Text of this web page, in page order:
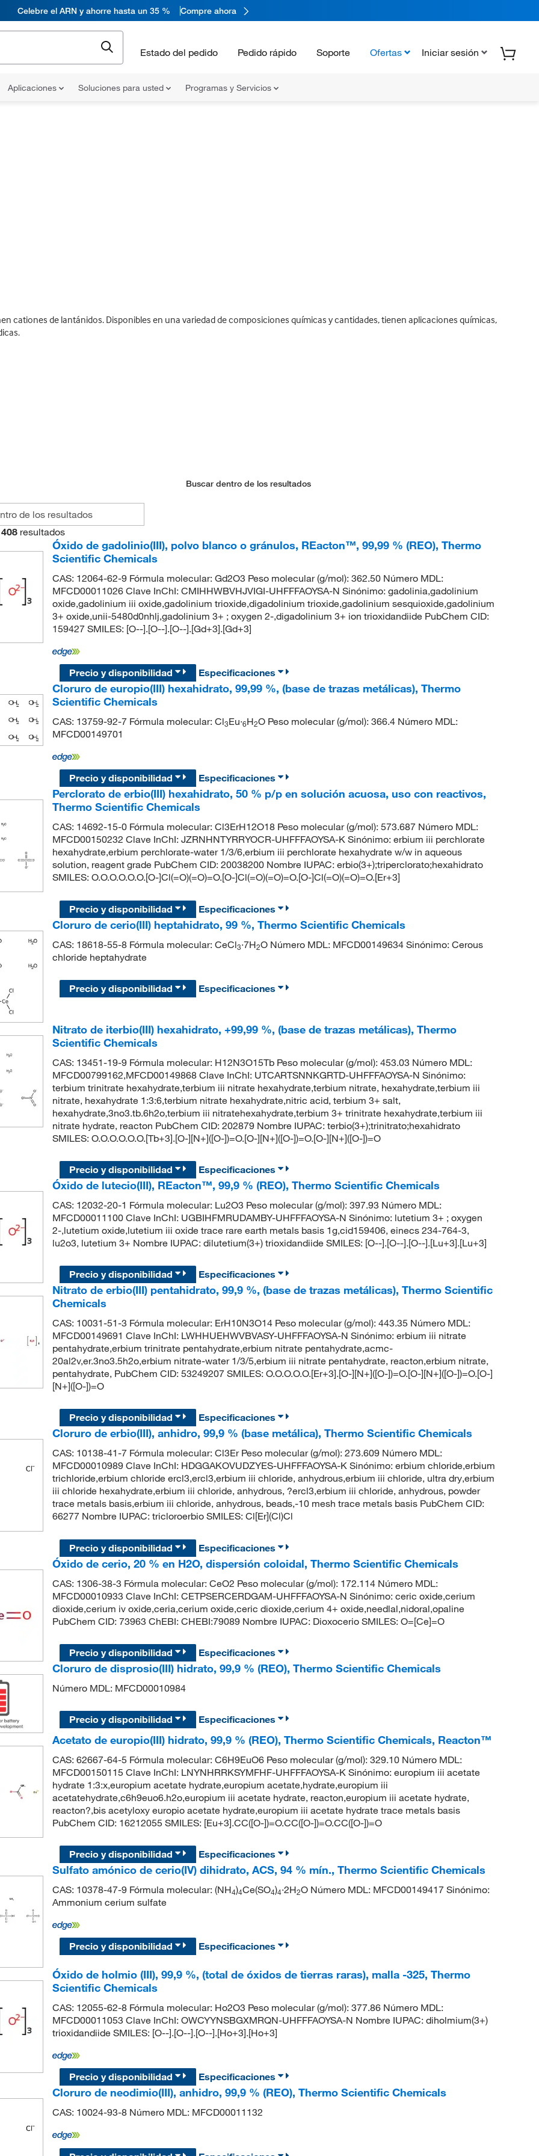
Celebre el ARN y ahorre hasta un 35 % Compre ahora
Estado del pedido Pedido rápido Soporte Ofertas Iniciar sesión
Aplicaciones Soluciones para usted Programas y Servicios
cationes de lantánidos. Disponibles en una variedad de composiciones químicas y cantidades, tienen aplicaciones químicas,
Buscar dentro de los resultados
408 resultados
Óxido de gadolinio(III), polvo blanco o gránulos, REacton™, 99,99 % (REO), Thermo
Scientific Chemicals
CAS: 12064-62-9 Fórmula molecular: Gd2O3 Peso molecular (g/mol): 362.50 Número MDL:
MFCD00011026 Clave InChI: CMIHHWBVHJVIGI-UHFFFAOYSA-N Sinónimo: gadolinia,gadolinium
oxide,gadolinium iii oxide,gadolinium trioxide,digadolinium trioxide,gadolinium sesquioxide,gadolinium
3+ oxide,unii-5480d0nhlj,gadolinium 3+ ; oxygen 2-,digadolinium 3+ ion trioxidandiide PubChem CID:
159427 SMILES: [O--].[O--].[O--].[Gd+3].[Gd+3]
Precio y disponibilidad
Especificaciones
Cloruro de europio(III) hexahidrato, 99,99 %, (base de trazas metálicas), Thermo
Scientific Chemicals
CAS: 13759-92-7 Fórmula molecular: Cl3Eu·6H2O Peso molecular (g/mol): 366.4 Número MDL:
MFCD00149701
Precio y disponibilidad
Especificaciones
Perclorato de erbio(III) hexahidrato, 50 % p/p en solución acuosa, uso con reactivos,
Thermo Scientific Chemicals
CAS: 14692-15-0 Fórmula molecular: Cl3ErH12O18 Peso molecular (g/mol): 573.687 Número MDL:
MFCD00150232 Clave InChI: JZRNHNTYRRYOCR-UHFFFAOYSA-K Sinónimo: erbium iii perchlorate
hexahydrate,erbium perchlorate-water 1/3/6,erbium iii perchlorate hexahydrate w/w in aqueous
solution, reagent grade PubChem CID: 20038200 Nombre IUPAC: erbio(3+);triperclorato;hexahidrato
SMILES: O.O.O.O.O.O.[O-]Cl(=O)(=O)=O.[O-]Cl(=O)(=O)=O.[O-]Cl(=O)(=O)=O.[Er+3]
Precio y disponibilidad
Especificaciones
Cloruro de cerio(III) heptahidrato, 99 %, Thermo Scientific Chemicals
CAS: 18618-55-8 Fórmula molecular: CeCl3·7H2O Número MDL: MFCD00149634 Sinónimo: Cerous
chloride heptahydrate
Precio y disponibilidad Especificaciones
Nitrato de iterbio(III) hexahidrato, +99,99 %, (base de trazas metálicas), Thermo
Scientific Chemicals
CAS: 13451-19-9 Fórmula molecular: H12N3O15Tb Peso molecular (g/mol): 453.03 Número MDL:
MFCD00799162,MFCD00149868 Clave InChI: UTCARTSNNKGRTD-UHFFFAOYSA-N Sinónimo:
terbium trinitrate hexahydrate,terbium iii nitrate hexahydrate,terbium nitrate, hexahydrate,terbium iii
nitrate, hexahydrate 1:3:6,terbium nitrate hexahydrate,nitric acid, terbium 3+ salt,
hexahydrate,3no3.tb.6h2o,terbium iii nitratehexahydrate,terbium 3+ trinitrate hexahydrate,terbium iii
nitrate hydrate, reacton PubChem CID: 202879 Nombre IUPAC: terbio(3+);trinitrato;hexahidrato
SMILES: O.O.O.O.O.O.[Tb+3].[O-][N+]([O-])=O.[O-][N+]([O-])=O.[O-][N+]([O-])=O
Precio y disponibilidad
Especificaciones
Óxido de lutecio(III), REacton™, 99,9 % (REO), Thermo Scientific Chemicals
CAS: 12032-20-1 Fórmula molecular: Lu2O3 Peso molecular (g/mol): 397.93 Número MDL:
MFCD00011100 Clave InChI: UGBIHFMRUDAMBY-UHFFFAOYSA-N Sinónimo: lutetium 3+ ; oxygen
2-,lutetium oxide,lutetium iii oxide trace rare earth metals basis 1g,cid159406, einecs 234-764-3,
lu2o3, lutetium 3+ Nombre IUPAC: dilutetium(3+) trioxidandiide SMILES: [O--].[O--].[O--].[Lu+3].[Lu+3]
Precio y disponibilidad
Especificaciones
Nitrato de erbio(III) pentahidrato, 99,9 %, (base de trazas metálicas), Thermo Scientific
Chemicals
CAS: 10031-51-3 Fórmula molecular: ErH10N3O14 Peso molecular (g/mol): 443.35 Número MDL:
MFCD00149691 Clave InChI: LWHHUEHWVBVASY-UHFFFAOYSA-N Sinónimo: erbium iii nitrate
pentahydrate,erbium trinitrate pentahydrate,erbium nitrate pentahydrate,acmc-
20al2v,er.3no3.5h2o,erbium nitrate-water 1/3/5,erbium iii nitrate pentahydrate, reacton,erbium nitrate,
pentahydrate, PubChem CID: 53249207 SMILES: O.O.O.O.O.[Er+3].[O-][N+]([O-])=O.[O-][N+]([O-])=O.[O-]
[N+]([O-])=O
Precio y disponibilidad
Especificaciones
Cloruro de erbio(III), anhidro, 99,9 % (base metálica), Thermo Scientific Chemicals
CAS: 10138-41-7 Fórmula molecular: Cl3Er Peso molecular (g/mol): 273.609 Número MDL:
MFCD00010989 Clave InChI: HDGGAKOVUDZYES-UHFFFAOYSA-K Sinónimo: erbium chloride,erbium
trichloride,erbium chloride ercl3,ercl3,erbium iii chloride, anhydrous,erbium iii chloride, ultra dry,erbium
iii chloride hexahydrate,erbium iii chloride, anhydrous, ?ercl3,erbium iii chloride, anhydrous, powder
trace metals basis,erbium iii chloride, anhydrous, beads,-10 mesh trace metals basis PubChem CID:
66277 Nombre IUPAC: tricloroerbio SMILES: Cl[Er](Cl)Cl
Precio y disponibilidad
Especificaciones
Óxido de cerio, 20 % en H2O, dispersión coloidal, Thermo Scientific Chemicals
CAS: 1306-38-3 Fórmula molecular: CeO2 Peso molecular (g/mol): 172.114 Número MDL:
MFCD00010933 Clave InChI: CETPSERCERDGAM-UHFFFAOYSA-N Sinónimo: ceric oxide,cerium
dioxide,cerium iv oxide,ceria,cerium oxide,ceric dioxide,cerium 4+ oxide,needlal,nidoral,opaline
PubChem CID: 73963 ChEBI: CHEBI:79089 Nombre IUPAC: Dioxocerio SMILES: O=[Ce]=O
Precio y disponibilidad
Especificaciones
Cloruro de disprosio(III) hidrato, 99,9 % (REO), Thermo Scientific Chemicals
Número MDL: MFCD00010984
Precio y disponibilidad
Especificaciones
Acetato de europio(III) hidrato, 99,9 % (REO), Thermo Scientific Chemicals, Reacton™
CAS: 62667-64-5 Fórmula molecular: C6H9EuO6 Peso molecular (g/mol): 329.10 Número MDL:
MFCD00150115 Clave InChI: LNYNHRRKSYMFHF-UHFFFAOYSA-K Sinónimo: europium iii acetate
hydrate 1:3:x,europium acetate hydrate,europium acetate,hydrate,europium iii
acetatehydrate,c6h9euo6.h2o,europium iii acetate hydrate, reacton,europium iii acetate hydrate,
reacton?,bis acetyloxy europio acetate hydrate,europium iii acetate hydrate trace metals basis
PubChem CID: 16212055 SMILES: [Eu+3].CC([O-])=O.CC([O-])=O.CC([O-])=O
Precio y disponibilidad
Especificaciones
Sulfato amónico de cerio(IV) dihidrato, ACS, 94 % mín., Thermo Scientific Chemicals
CAS: 10378-47-9 Fórmula molecular: (NH4)4Ce(SO4)4·2H2O Número MDL: MFCD00149417 Sinónimo:
Ammonium cerium sulfate
Precio y disponibilidad Especificaciones
Óxido de holmio (III), 99,9 %, (total de óxidos de tierras raras), malla -325, Thermo
Scientific Chemicals
CAS: 12055-62-8 Fórmula molecular: Ho2O3 Peso molecular (g/mol): 377.86 Número MDL:
MFCD00011053 Clave InChI: OWCYYNSBGXMRQN-UHFFFAOYSA-N Nombre IUPAC: diholmium(3+)
trioxidandiide SMILES: [O--].[O--].[O--].[Ho+3].[Ho+3]
Precio y disponibilidad
Especificaciones
Cloruro de neodimio(III), anhidro, 99,9 % (REO), Thermo Scientific Chemicals
CAS: 10024-93-8 Número MDL: MFCD00011132